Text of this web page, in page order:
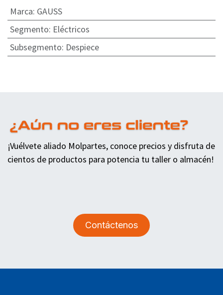
Marca: GAUSS
Segmento: Eléctricos
Subsegmento: Despiece
¡Vuélvete aliado Molpartes, conoce precios y disfruta de
cientos de productos para potencia tu taller o almacén!
Contáctenos